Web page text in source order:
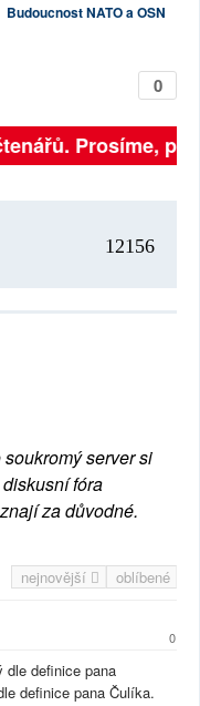
Budoucnost NATO a OSN
0
Prosíme,
12156
server si
fóra
za důvodné.
nejnovější oblíbené
0
dle definice pana
definice pana Čulíka.